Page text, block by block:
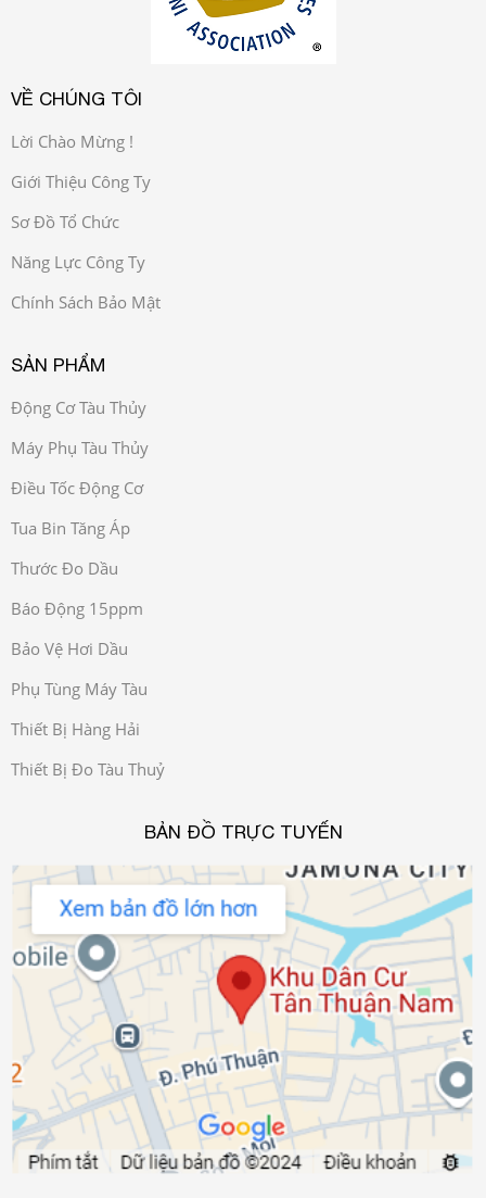
VỀ CHÚNG TÔI
Lời Chào Mừng !
Giới Thiệu Công Ty
Sơ Đồ Tổ Chức
Năng Lực Công Ty
Chính Sách Bảo Mật
SẢN PHẨM
Động Cơ Tàu Thủy
Máy Phụ Tàu Thủy
Điều Tốc Động Cơ
Tua Bin Tăng Áp
Thước Đo Dầu
Báo Động 15ppm
Bảo Vệ Hơi Dầu
Phụ Tùng Máy Tàu
Thiết Bị Hàng Hải
Thiết Bị Đo Tàu Thuỷ
BẢN ĐỒ TRỰC TUYẾN